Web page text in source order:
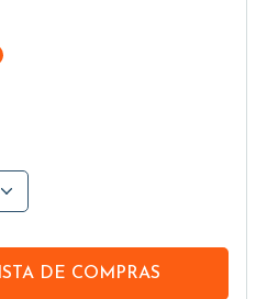
DE COMPRAS